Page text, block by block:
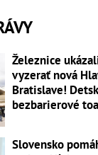
Železnice
vyzerať nová
Bratislave!
bezbarierové
Slovensko